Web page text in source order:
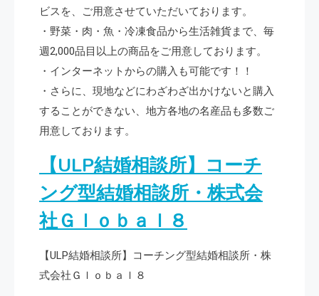
ビスを、ご用意させていただいております。
・野菜・肉・魚・冷凍食品から生活雑貨まで、毎
週2,000品目以上の商品をご用意しております。
・インターネットからの購入も可能です！！
・さらに、現地などにわざわざ出かけないと購入
することができない、地方各地の名産品も多数ご
用意しております。
【ULP結婚相談所】コーチ
ング型結婚相談所・株式会
社Ｇｌｏｂａｌ８
【ULP結婚相談所】コーチング型結婚相談所・株
式会社Ｇｌｏｂａｌ８